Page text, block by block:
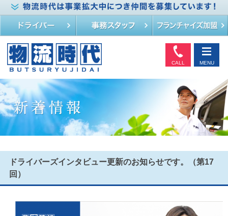
CALL MENU
ドライバーズインタビュー更新のお知らせです。（第17
回）